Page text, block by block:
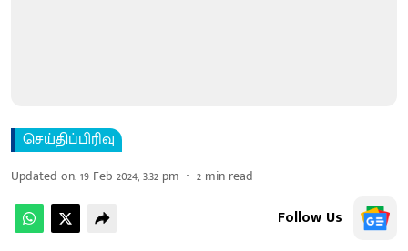
செய்திப்பிரிவு
Updated on:19 Feb 2024, 3:32 pm 2 min read
Follow Us